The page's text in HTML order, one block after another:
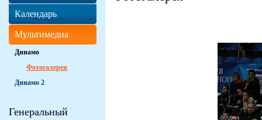
Календарь
Мультимедиа
Динамо
Фотогалерея
Динамо 2
Генеральный